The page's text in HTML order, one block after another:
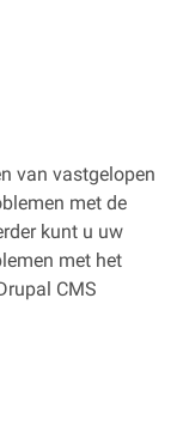
van vastgelopen
met de
kunt u uw
met het
CMS